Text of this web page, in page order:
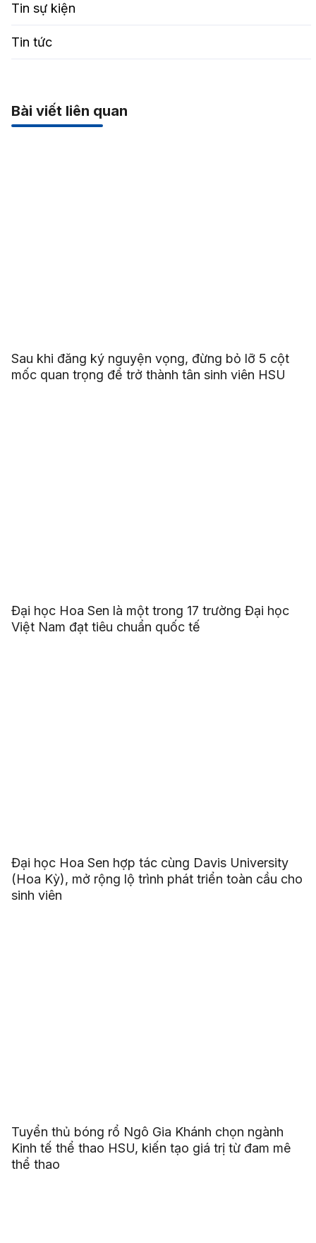
Tin sự kiện
Tin tức
Bài viết liên quan
Sau khi đăng ký nguyện vọng, đừng bỏ lỡ 5 cột
mốc quan trọng để trở thành tân sinh viên HSU
Đại học Hoa Sen là một trong 17 trường Đại học
Việt Nam đạt tiêu chuẩn quốc tế
Đại học Hoa Sen hợp tác cùng Davis University
(Hoa Kỳ), mở rộng lộ trình phát triển toàn cầu cho
sinh viên
Tuyển thủ bóng rổ Ngô Gia Khánh chọn ngành
Kinh tế thể thao HSU, kiến tạo giá trị từ đam mê
thể thao